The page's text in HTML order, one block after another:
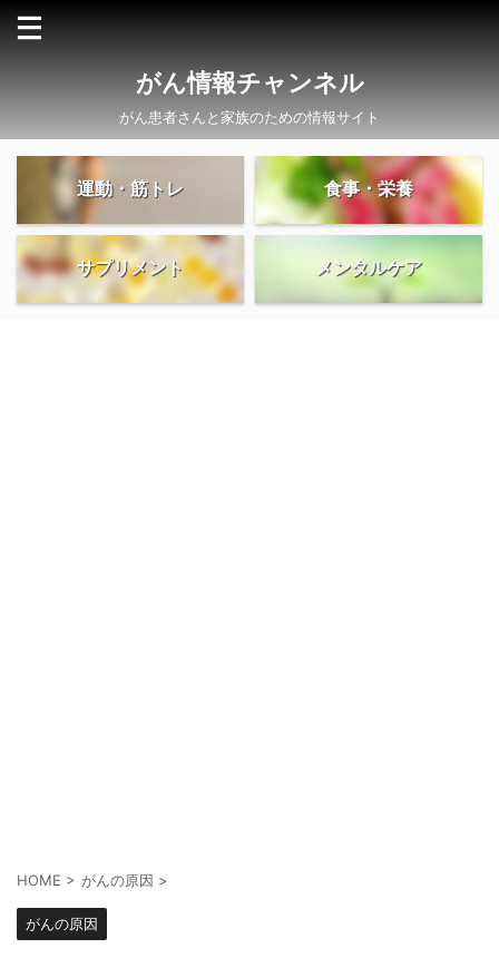
がん情報チャンネル
がん患者さんと家族のための情報サイト
運動・筋トレ 食事・栄養
サプリメント メンタルケア
HOME > がんの原因 >
がんの原因